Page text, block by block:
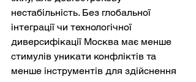
нестабільність. Без глобальної
інтеграції чи технологічної
диверсифікації Москва має менше
стимулів уникати конфліктів та
менше інструментів для здійснення